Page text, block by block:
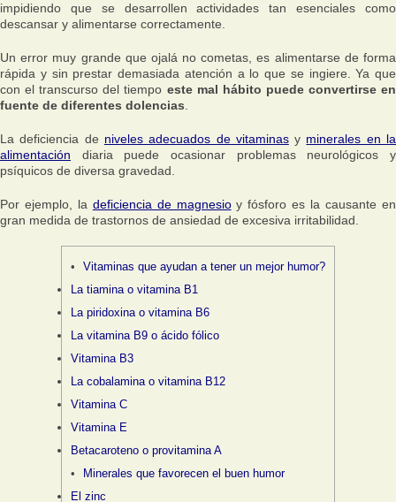
impidiendo que se desarrollen actividades tan esenciales como
descansar y alimentarse correctamente.
Un error muy grande que ojalá no cometas, es alimentarse de forma
rápida y sin prestar demasiada atención a lo que se ingiere. Ya que
con el transcurso del tiempo este mal hábito puede convertirse en
fuente de diferentes dolencias
La deficiencia de niveles adecuados de vitaminasy minerales en la
alimentación diaria puede ocasionar problemas neurológicos y
psíquicos de diversa gravedad.
Por ejemplo, la deficiencia de magnesioy fósforo es la causante en
gran medida de trastornos de ansiedad de excesiva irritabilidad.
Vitaminas que ayudan a tener un mejor humor?
La tiamina o vitamina B1
La piridoxina o vitamina B6
La vitamina B9 o ácido fólico
Vitamina B3
La cobalamina o vitamina B12
Vitamina C
Vitamina E
Betacaroteno o provitamina A
Minerales que favorecen el buen humor
El zinc